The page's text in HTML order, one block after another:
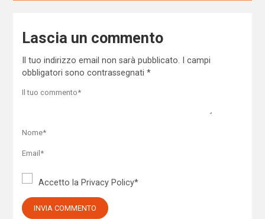
Lascia un commento
Il tuo indirizzo email non sarà pubblicato.
I campi
obbligatori sono contrassegnati *
Accetto la Privacy Policy*